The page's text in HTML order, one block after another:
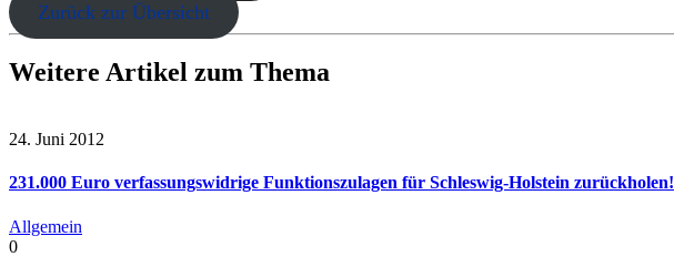
Zurück zur Übersicht
Weitere Artikel zum Thema
24. Juni 2012
231.000 Euro verfassungswidrige Funktionszulagen für Schleswig-Holstein zurückholen!
Allgemein
0